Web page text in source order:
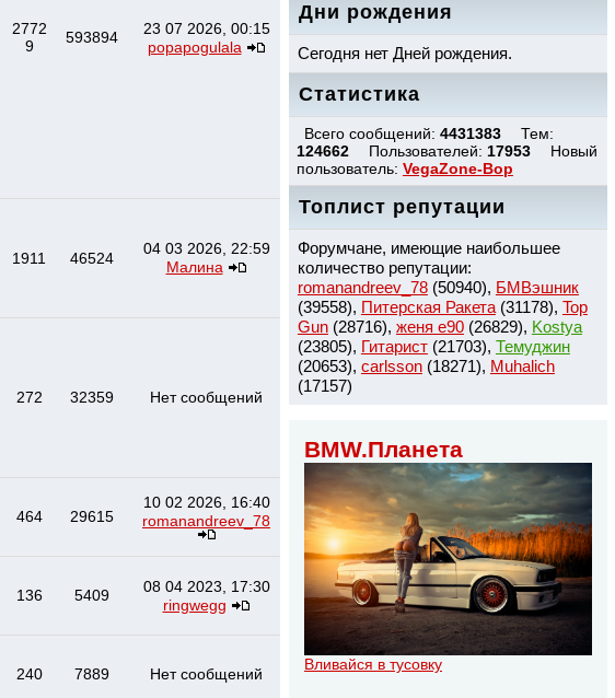
Дни рождения
Сегодня нет Дней рождения.
Статистика
Всего сообщений: 4431383
Тем:
124662
Пользователей: 17953
Новый
пользователь: VegaZone-Bop
Топлист репутации
Форумчане, имеющие наибольшее
количество репутации:
romanandreev_78(50940), БМВэшник
(39558), Питерская Ракета(31178), Top
Gun(28716), женя e90(26829), Kostya
(23805), Гитарист(21703), Темуджин
(20653), сarlsson(18271), Muhalich
(17157)
BMW.Планета
Вливайся в тусовку
2772
9
593894
23 07 2026, 00:15
popapogulala
1911 46524
04 03 2026, 22:59
Малина
272 32359 Нет сообщений
464 29615
10 02 2026, 16:40
romanandreev_78
136 5409
08 04 2023, 17:30
ringwegg
240 7889 Нет сообщений